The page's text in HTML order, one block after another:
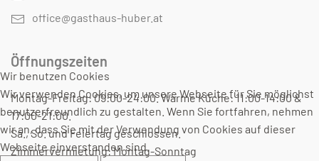
office@gasthaus-huber.at
Öffnungszeiten
Montag-Freitag: 09:00-24:00. Warme Küche: 11:00-14:00 &
17:00-21:00.
Sa., So. und Feiertag geschlossen.
Zimmervermietung: Montag-Sonntag
Wir benutzen Cookies
Wir verwenden Cookies, um unsere Webseite für Sie möglichst
benutzerfreundlich zu gestalten. Wenn Sie fortfahren, nehmen
wir an, dass Sie mit der Verwendung von Cookies auf dieser
Webseite einverstanden sind.